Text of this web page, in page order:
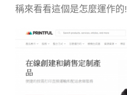
稱來看看這個是怎麼運作的!